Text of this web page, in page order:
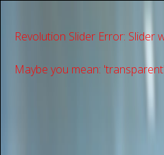
Revolution Slider Error: Slider
Maybe you mean: